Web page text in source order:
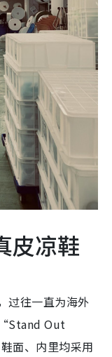
皮凉鞋
过往一直为海外
Out
面、内里均采用